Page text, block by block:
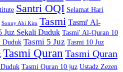
Santri OQI Selamat Hari
Sonny Abi Kim Tasmi Tasmi' Al-
Juz Sekali Duduk Tasmi' Al-Quran 10
Duduk Tasmi 5 Juz Tasmi 10 Juz
Tasmi Quran Tasmi Quran
Tasmi Quran 10 juz Ustadz Zezen